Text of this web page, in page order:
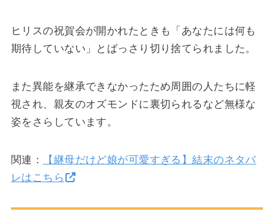
ヒリスの祝賀会が開かれたときも「あなたには何も
期待していない」とばっさり切り捨てられました。
また異能を継承できなかったため周囲の人たちに軽
視され、親友のオズモンドに裏切られるなど無様な
姿をさらしています。
関連：
【継母だけど娘が可愛すぎる】結末のネタバ
レはこちら